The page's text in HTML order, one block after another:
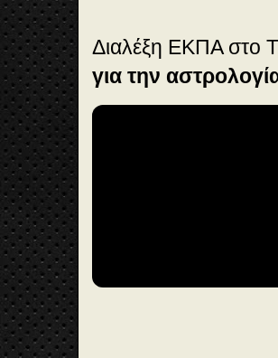
Διαλέξη ΕΚΠΑ στο
για την
🎞️
Vi
de
o
1:
21
:3
7